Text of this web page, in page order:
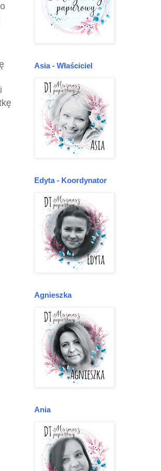
Asia - Właściciel
Edyta - Koordynator
Agnieszka
Ania